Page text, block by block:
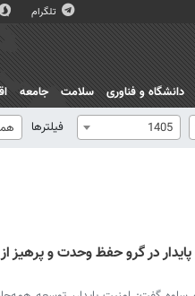
تلگرام
دانشگاه و فناوری سلامت جامعه
1405 فیلترها
در گرو حفظ وحدت و پرهیز